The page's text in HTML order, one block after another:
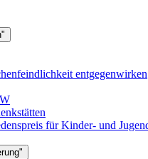
entgegenwirken
für Kinder- und